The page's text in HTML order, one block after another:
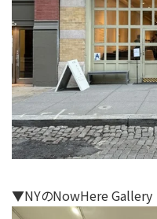
▼NYのNowHere Gallery